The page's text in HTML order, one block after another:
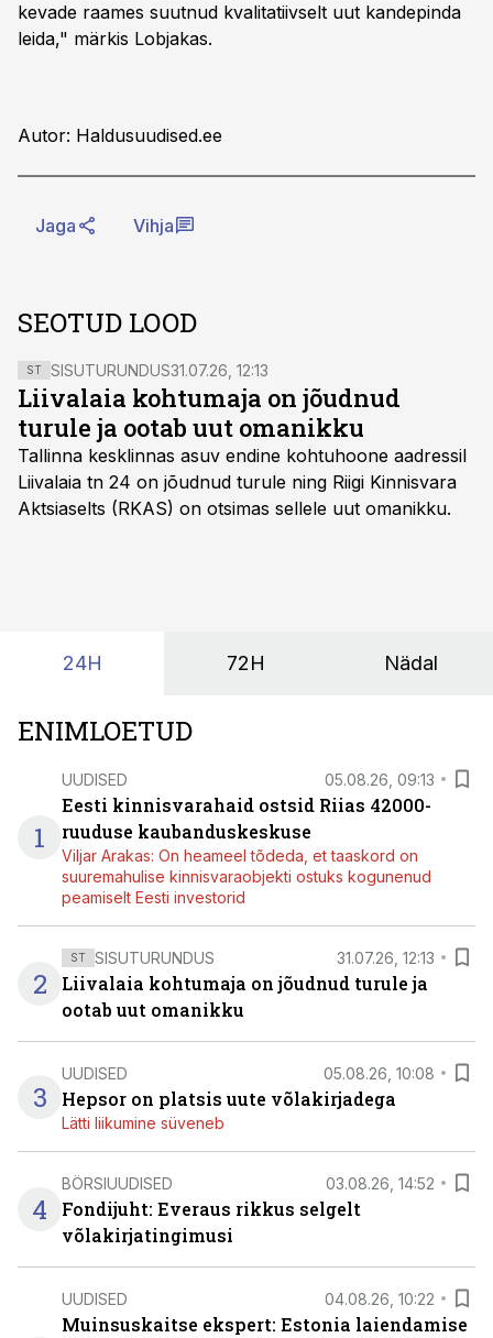
kevade raames suutnud kvalitatiivselt uut kandepinda
leida," märkis Lobjakas.
Autor: Haldusuudised.ee
Jaga Vihja
SEOTUD LOOD
ST SISUTURUNDUS31.07.26, 12:13
Liivalaia kohtumaja on jõudnud
turule ja ootab uut omanikku
Tallinna kesklinnas asuv endine kohtuhoone aadressil
Liivalaia tn 24 on jõudnud turule ning Riigi Kinnisvara
Aktsiaselts (RKAS) on otsimas sellele uut omanikku.
24H 72H Nädal
ENIMLOETUD
1
UUDISED 05.08.26, 09:13
Eesti kinnisvarahaid ostsid Riias 42000-
ruuduse kaubanduskeskuse
Viljar Arakas: On heameel tõdeda, et taaskord on
suuremahulise kinnisvaraobjekti ostuks kogunenud
peamiselt Eesti investorid
2
ST SISUTURUNDUS 31.07.26, 12:13
Liivalaia kohtumaja on jõudnud turule ja
ootab uut omanikku
3
UUDISED 05.08.26, 10:08
Hepsor on platsis uute võlakirjadega
Lätti liikumine süveneb
4
BÖRSIUUDISED 03.08.26, 14:52
Fondijuht: Everaus rikkus selgelt
võlakirjatingimusi
UUDISED 04.08.26, 10:22
Muinsuskaitse ekspert: Estonia laiendamise